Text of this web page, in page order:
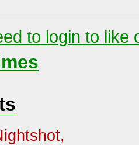
to login to like